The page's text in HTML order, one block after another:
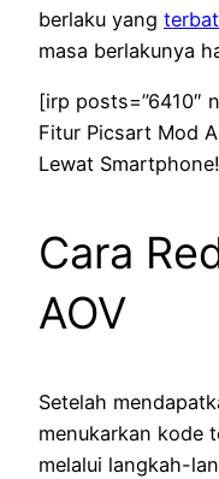
berlaku yang
masa berlakunya
[irp posts=”6410″
Fitur Picsart Mod
Lewat
Cara
AOV
Setelah
menukarkan kode
melalui langkah-